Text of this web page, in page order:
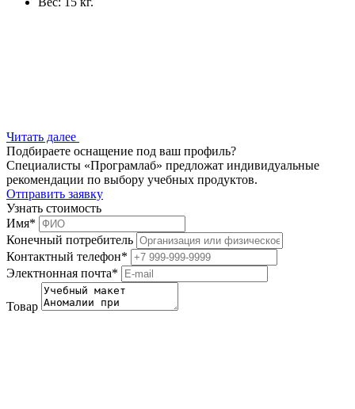
Читать далее
Подбираете оснащение под ваш профиль?
Специалисты «Програмлаб» предложат индивидуальные
рекомендации по выбору учебных продуктов.
Отправить заявку
Узнать стоимость
Имя*
Конечный потребитель
Контактный телефон*
Электнонная почта*
Товар